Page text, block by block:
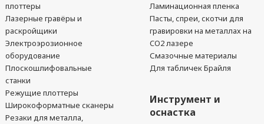
плоттеры
Лазерные гравёры и
раскройщики
Электроэрозионное
оборудование
Плоскошлифовальные
станки
Режущие плоттеры
Широкоформатные сканеры
Резаки для металла,
Ламинационная пленка
Пасты, спреи, скотчи для
гравировки на металлах на
CO2 лазере
Смазочные материалы
Для табличек Брайля
Инструмент и
оснастка